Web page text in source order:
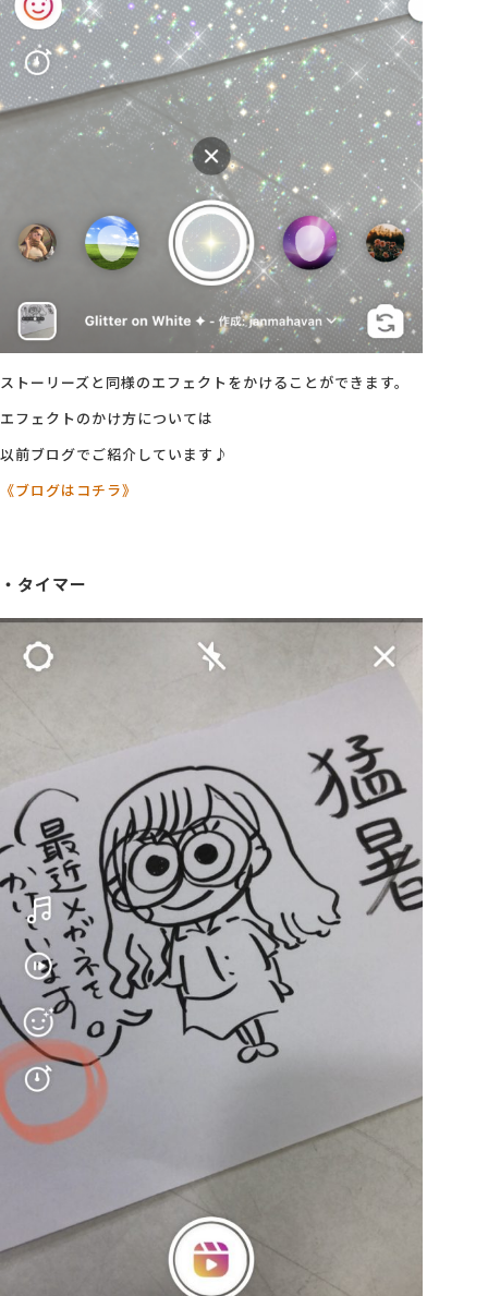
ストーリーズと同様のエフェクトをかけることができます。
エフェクトのかけ方については
以前ブログでご紹介しています♪
《ブログはコチラ》
・タイマー